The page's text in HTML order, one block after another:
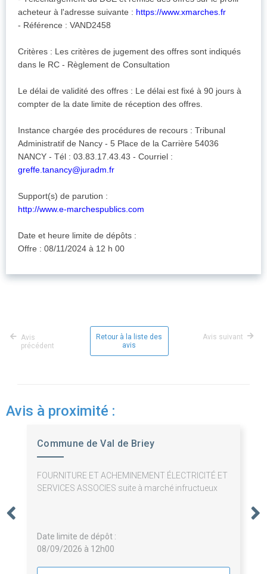
acheteur à l'adresse suivante : https://www.xmarches.fr
- Référence : VAND2458
Critères : Les critères de jugement des offres sont indiqués
dans le RC - Règlement de Consultation
Le délai de validité des offres : Le délai est fixé à 90 jours à
compter de la date limite de réception des offres.
Instance chargée des procédures de recours : Tribunal
Administratif de Nancy - 5 Place de la Carrière 54036
NANCY - Tél : 03.83.17.43.43 - Courriel :
greffe.tanancy@juradm.fr
Support(s) de parution :
http://www.e-marchespublics.com
Date et heure limite de dépôts :
Offre : 08/11/2024 à 12 h 00
Avis
précédent
Retour à la liste des
avis
Avis suivant
Avis à proximité :
Commune de Val de Briey
FOURNITURE ET ACHEMINEMENT ÉLECTRICITÉ ET
SERVICES ASSOCIES suite à marché infructueux
Date limite de dépôt :
08/09/2026 à 12h00